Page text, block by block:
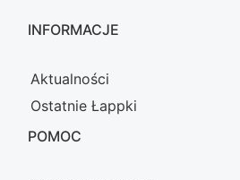
INFORMACJE
Aktualności
Ostatnie Łappki
POMOC